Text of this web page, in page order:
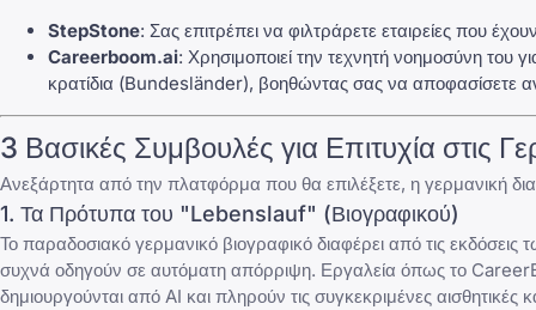
StepStone: Σας επιτρέπει να φιλτράρετε εταιρείες που
Careerboom.ai: Χρησιμοποιεί την τεχνητή νοημοσύνη του
κρατίδια (Bundesländer), βοηθώντας σας να αποφασίσετε
3 Βασικές Συμβουλές για Επιτυχία στις
Ανεξάρτητα από την πλατφόρμα που θα επιλέξετε, η γερμανική
1. Τα Πρότυπα του "Lebenslauf" (Βιογραφικού)
Το παραδοσιακό γερμανικό βιογραφικό διαφέρει από τις
συχνά οδηγούν σε αυτόματη απόρριψη. Εργαλεία όπως το
δημιουργούνται από AI και πληρούν τις συγκεκριμένες